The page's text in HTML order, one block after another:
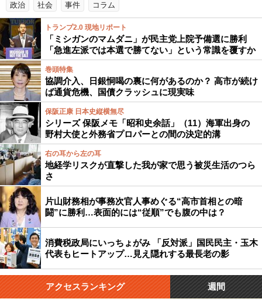
政治 社会 事件 コラム
トランプ2.0 現地リポート
「ミシガンのマムダニ」が民主党上院予備選に勝利
「急進左派では本選で勝てない」という常識を覆すか
巻頭特集
協調介入、日銀恫喝の裏に何があるのか？ 高市が続け
ば通貨危機、国債クラッシュに現実味
保阪正康 日本史縦横無尽
シリーズ 保阪メモ「昭和史余話」（11）海軍出身の
野村大使と外務省プロパーとの間の決定的溝
右の耳から左の耳
地経学リスクが直撃した我が家で思う被災生活のつら
さ
片山財務相が事務次官人事めぐる“高市首相との暗
闘”に勝利…表面的には“従順”でも腹の中は？
消費税政局にいっちょがみ 「反対派」国民民主・玉木
代表もヒートアップ…見え隠れする最長老の影
アクセスランキング 週間